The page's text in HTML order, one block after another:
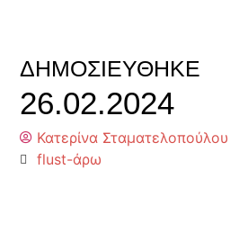
ΔΗΜΟΣΙΕΎΘΗΚΕ
26.02.2024
Κατερίνα Σταματελοπούλου
flust-άρω